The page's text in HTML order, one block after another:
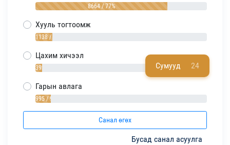
Сумууд 24
8664 / 77%
Хууль тогтоомж
1138 / 10%
Цахим хичээл
392 / 4%
Гарын авлага
995 / 9%
Санал өгөх
Бусад санал асуулга